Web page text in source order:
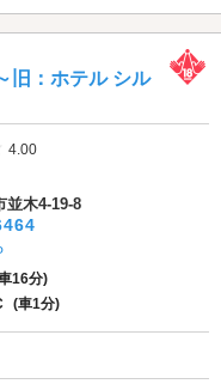
旧：ホテル シル
5つ星のうち4
4.00
並木4-19-8
16分)
(車1分)